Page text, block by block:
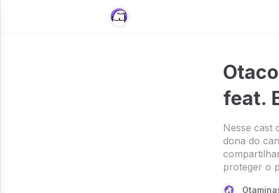
feat.
Nesse cast
dona do
proteger o